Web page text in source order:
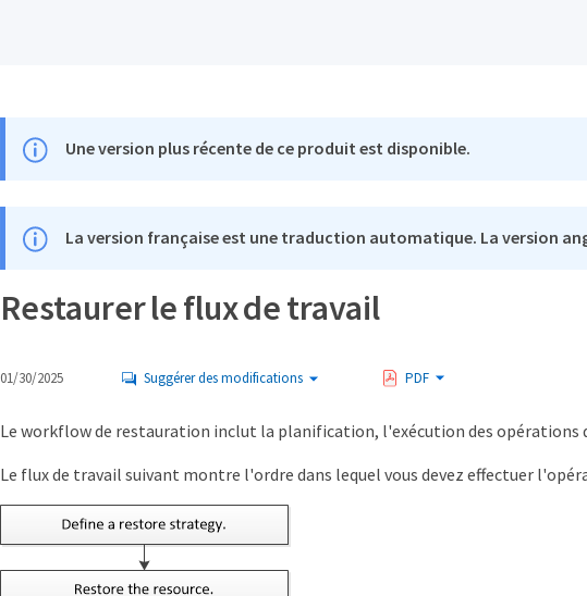
Une version plus récente de ce produit est disponible.
La version française est une traduction automatique. La version
Restaurer le flux de travail
01/30/2025 Suggérer des modifications PDF
Le workflow de restauration inclut la planification, l'exécution des
Le flux de travail suivant montre l'ordre dans lequel vous devez effectuer